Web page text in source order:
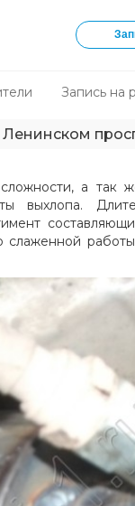
Запись на
Ленинском
а так
выхлопа.
слаженной